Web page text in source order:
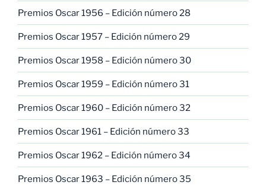
Premios Oscar 1956 – Edición número 28
Premios Oscar 1957 – Edición número 29
Premios Oscar 1958 – Edición número 30
Premios Oscar 1959 – Edición número 31
Premios Oscar 1960 – Edición número 32
Premios Oscar 1961 – Edición número 33
Premios Oscar 1962 – Edición número 34
Premios Oscar 1963 – Edición número 35